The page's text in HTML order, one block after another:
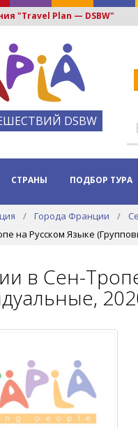
"Travel Plan — DSBW"
DSBW
СТРАНЫ ПОДБОР ТУРА
Города Франции
на Русском Языке
в Сен-